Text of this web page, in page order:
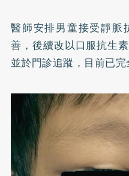
醫師安排男童接受靜脈
善，後續改以口服抗生
並於門診追蹤，目前已完